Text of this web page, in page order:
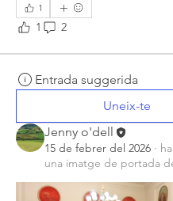
1
1 2
Entrada suggerida
Uneix-te
Jenny o'dell
15 de febrer del 2026 ·
una imatge de portada